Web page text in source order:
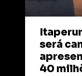
será
40